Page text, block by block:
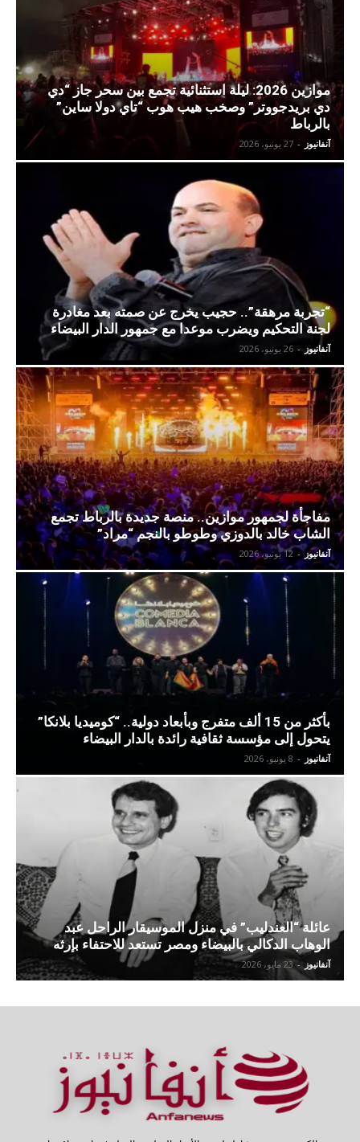
موازين 2026: ليلة استثنائية تجمع بين سحر جاز “دي
دي بريدجووتر” وصخب هيب هوب “تاي دولا ساين”
بالرباط
آنفانيوز - 27 يونيو، 2026
“تجربة مرهقة”.. حجيب يخرج عن صمته بعد مغادرة
لجنة التحكيم ويضرب موعدا مع جمهور الدار البيضاء
آنفانيوز - 26 يونيو، 2026
مفاجأة لجمهور موازين.. منصة جديدة بالرباط تجمع
الشاب خالد بالدوزي وطوطو بالنجم “مراد”
آنفانيوز - 12 يونيو، 2026
بأكثر من 15 ألف متفرج وبأبعاد دولية.. “كوميديا بلانكا”
يتحول إلى مؤسسة ثقافية رائدة بالدار البيضاء
آنفانيوز - 8 يونيو، 2026
عائلة “العندليب” في منزل الموسيقار الراحل عبد
الوهاب الدكالي بالبيضاء ومصر تستعد للاحتفاء بإرثه
آنفانيوز - 23 مايو، 2026